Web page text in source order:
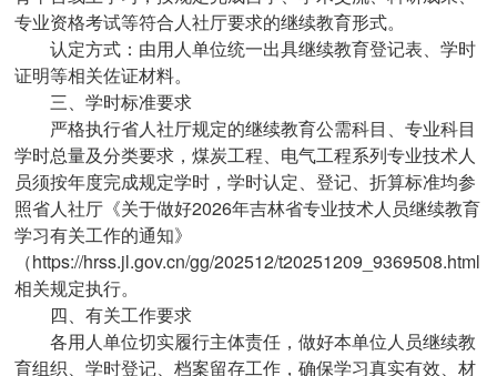
专业资格考试等符合人社厅要求的继续教育形式。
认定方式：由用人单位统一出具继续教育登记表、学时
证明等相关佐证材料。
三、学时标准要求
严格执行省人社厅规定的继续教育公需科目、专业科目
学时总量及分类要求，煤炭工程、电气工程系列专业技术人
员须按年度完成规定学时，学时认定、登记、折算标准均参
照省人社厅《关于做好2026年吉林省专业技术人员继续教育
学习有关工作的通知》
（https://hrss.jl.gov.cn/gg/202512/t20251209_9369508.html
相关规定执行。
四、有关工作要求
各用人单位切实履行主体责任，做好本单位人员继续教
育组织、学时登记、档案留存工作，确保学习真实有效、材